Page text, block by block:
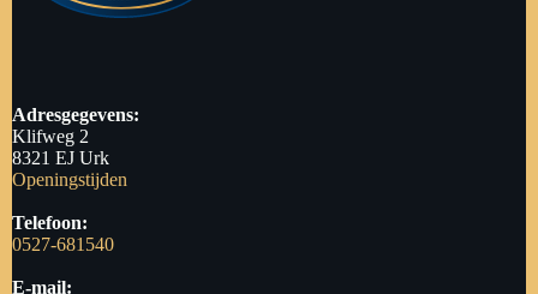
Adresgegevens:
Klifweg 2
8321 EJ Urk
Openingstijden
Telefoon:
0527-681540
E-mail: